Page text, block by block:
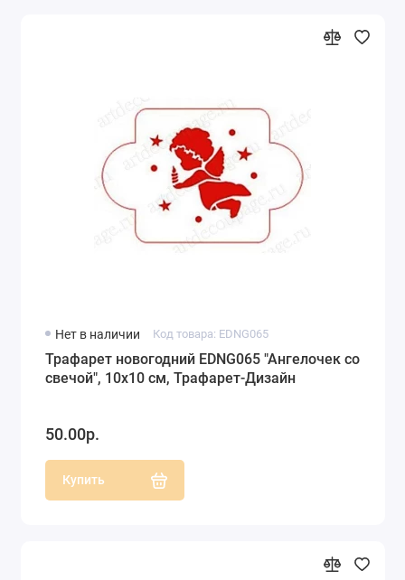
Нет в наличии Код товара: EDNG065
Трафарет новогодний EDNG065 "Ангелочек со
свечой", 10х10 см, Трафарет-Дизайн
50.00р.
Купить